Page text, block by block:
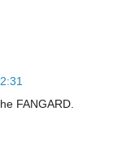
FANGARD.